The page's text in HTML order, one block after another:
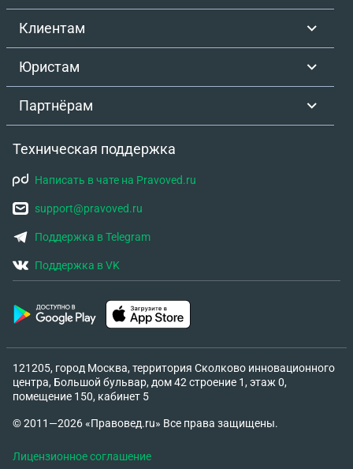
Клиентам
Юристам
Партнёрам
Техническая поддержка
Написать в чате на Pravoved.ru
support@pravoved.ru
Поддержка в Telegram
Поддержка в VK
121205, город Москва, территория Сколково инновационного
центра, Большой бульвар, дом 42 строение 1, этаж 0,
помещение 150, кабинет 5
© 2011—2026 «Правовед.ru» Все права защищены.
Лицензионное соглашение